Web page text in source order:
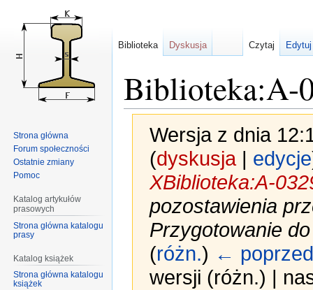
Biblioteka:A-
Wersja z dnia
(dyskusja| edycje
XBiblioteka:A-
pozostawienia
Przygotowanie
(różn.) ←
wersji (różn.) |
Biblioteka Dyskusja Czytaj
Strona główna
Forum społeczności
Ostatnie zmiany
Pomoc
Katalog artykułów
prasowych
Strona główna katalogu
prasy
Katalog książek
Strona główna katalogu
książek